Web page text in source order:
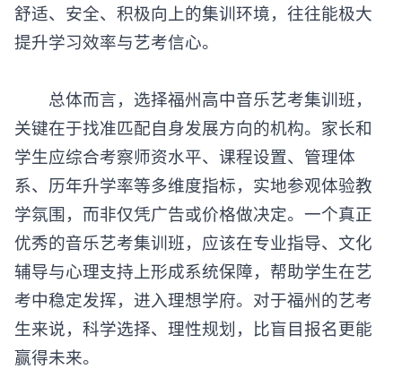
舒适、安全、积极向上的集训环境，往往能极大
提升学习效率与艺考信心。
总体而言，选择福州高中音乐艺考集训班，
关键在于找准匹配自身发展方向的机构。家长和
学生应综合考察师资水平、课程设置、管理体
系、历年升学率等多维度指标，实地参观体验教
学氛围，而非仅凭广告或价格做决定。一个真正
优秀的音乐艺考集训班，应该在专业指导、文化
辅导与心理支持上形成系统保障，帮助学生在艺
考中稳定发挥，进入理想学府。对于福州的艺考
生来说，科学选择、理性规划，比盲目报名更能
赢得未来。